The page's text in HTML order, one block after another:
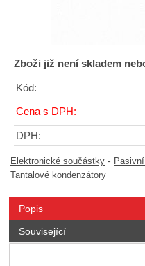
Zboži již není skladem
Kód:
Cena s DPH:
DPH:
Elektronické součástky -
Tantalové kondenzátory
Popis
Související